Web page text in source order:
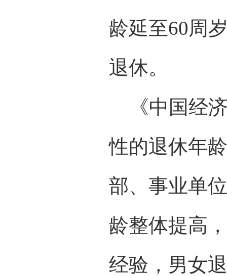
龄延至60周
退休。
《中国经济
性的退休年
部、事业单
龄整体提高
经验，男女